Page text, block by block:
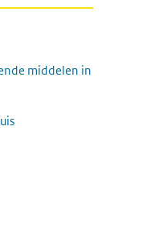
middelen in